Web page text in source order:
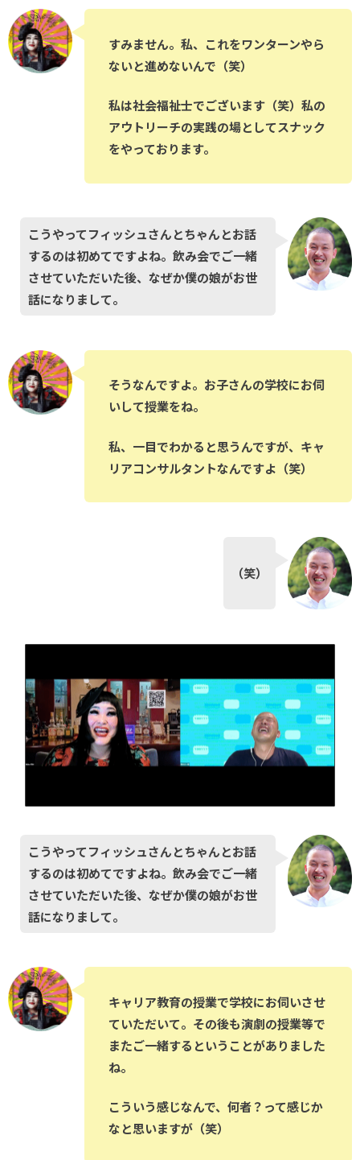
すみません。私、これをワンターンやら
ないと進めないんで（笑）
私は社会福祉士でございます（笑）私の
アウトリーチの実践の場としてスナック
をやっております。
こうやってフィッシュさんとちゃんとお話
するのは初めてですよね。飲み会でご一緒
させていただいた後、なぜか僕の娘がお世
話になりまして。
そうなんですよ。お子さんの学校にお伺
いして授業をね。
私、一目でわかると思うんですが、キャ
リアコンサルタントなんですよ（笑）
（笑）
こうやってフィッシュさんとちゃんとお話
するのは初めてですよね。飲み会でご一緒
させていただいた後、なぜか僕の娘がお世
話になりまして。
キャリア教育の授業で学校にお伺いさせ
ていただいて。その後も演劇の授業等で
またご一緒するということがありました
ね。
こういう感じなんで、何者？って感じか
なと思いますが（笑）